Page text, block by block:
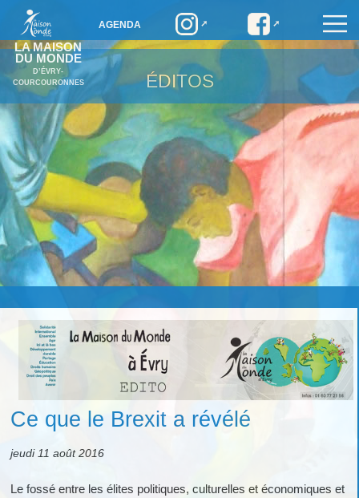
LA MAISON
DU MONDE
D’ÉVRY-
COURCOURONNES
AGENDA
ÉDITOS
Ce que le Brexit a révélé
jeudi 11 août 2016
Le fossé entre les élites politiques, culturelles et économiques et